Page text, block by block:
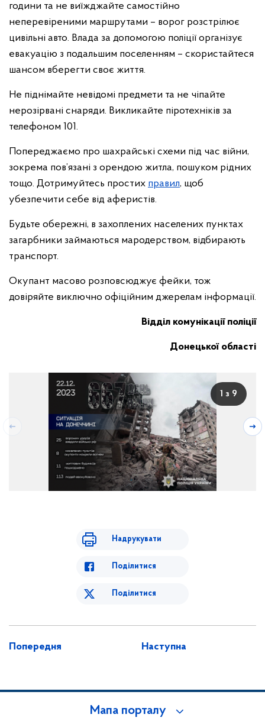
години та не виїжджайте самостійно
неперевіреними маршрутами – ворог розстрілює
цивільні авто. Влада за допомогою поліції організує
евакуацію з подальшим поселенням – скористайтеся
шансом вберегти своє життя.
Не піднімайте невідомі предмети та не чіпайте
нерозірвані снаряди. Викликайте піротехніків за
телефоном 101.
Попереджаємо про шахрайські схеми під час війни,
зокрема пов’язані з орендою житла, пошуком рідних
тощо. Дотримуйтесь простих правил, щоб
убезпечити себе від аферистів.
Будьте обережні, в захоплених населених пунктах
загарбники займаються мародерством, відбирають
транспорт.
Окупант масово розповсюджує фейки, тож
довіряйте виключно офіційним джерелам інформації.
Відділ комунікації поліції
Донецької області
1 з 9
Надрукувати
Поділитися
Поділитися
Попередня Наступна
Мапа порталу